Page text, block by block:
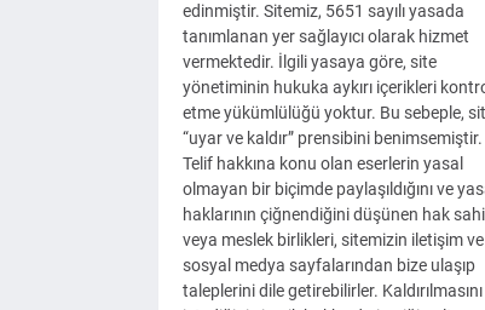
edinmiştir. Sitemiz, 5651 sayılı yasada
tanımlanan yer sağlayıcı olarak hizmet
vermektedir. İlgili yasaya göre, site
yönetiminin hukuka aykırı içerikleri
etme yükümlülüğü yoktur. Bu sebeple,
“uyar ve kaldır” prensibini benimsemiştir.
Telif hakkına konu olan eserlerin yasal
olmayan bir biçimde paylaşıldığını ve
haklarının çiğnendiğini düşünen hak
veya meslek birlikleri, sitemizin iletişim ve
sosyal medya sayfalarından bize ulaşıp
taleplerini dile getirebilirler. Kaldırılmasını